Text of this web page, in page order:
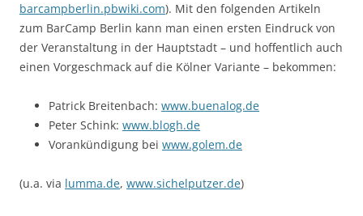
barcampberlin.pbwiki.com). Mit den folgenden Artikeln
zum BarCamp Berlin kann man einen ersten Eindruck von
der Veranstaltung in der Hauptstadt – und hoffentlich auch
einen Vorgeschmack auf die Kölner Variante – bekommen:
Patrick Breitenbach: www.buenalog.de
Peter Schink: www.blogh.de
Vorankündigung bei www.golem.de
(u.a. via lumma.de, www.sichelputzer.de)